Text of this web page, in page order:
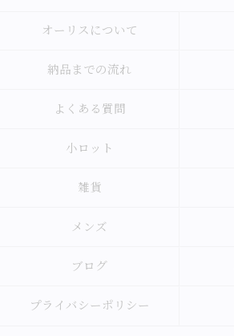
オーリスについて
納品までの流れ
よくある質問
小ロット
雑貨
メンズ
ブログ
プライバシーポリシー